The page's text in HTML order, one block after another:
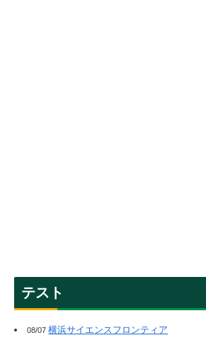
テスト
08/07横浜サイエンスフロンティア